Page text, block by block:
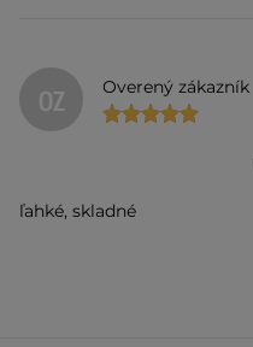
OZ Overený zákazník
ľahké, skladné